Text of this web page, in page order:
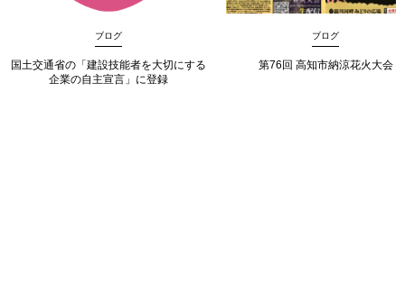
ブログ
国土交通省の「建設技能者を大切にする
企業の自主宣言」に登録
ブログ
第76回 高知市納涼花火大会